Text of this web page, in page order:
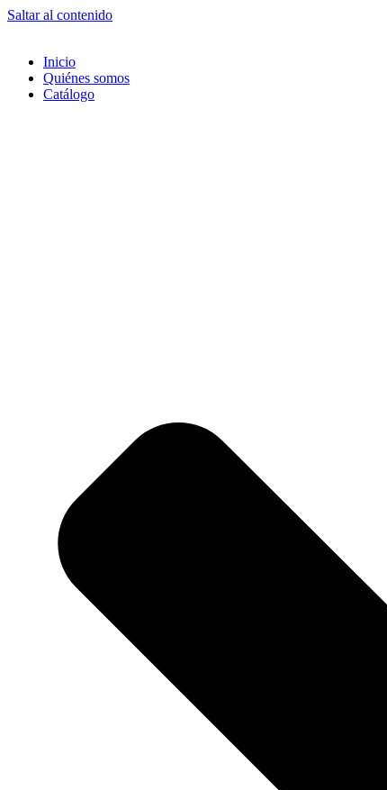
Saltar al contenido
Inicio
Quiénes somos
Catálogo